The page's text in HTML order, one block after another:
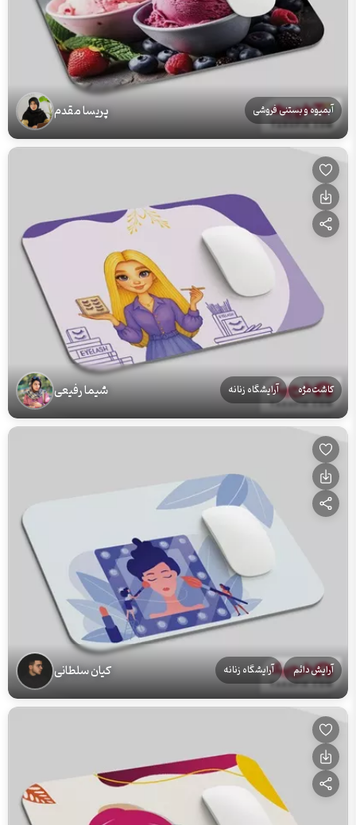
آبمیوه و بستنی فروشی پریسا مقدم
کاشت مژه آرایشگاه زنانه شیما رفیعی
آرایش دائم آرایشگاه زنانه کیان سلطانی